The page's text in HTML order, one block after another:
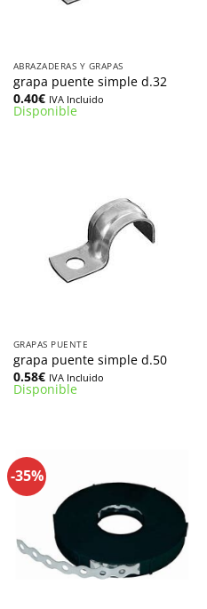
ABRAZADERAS Y GRAPAS
grapa puente simple d.32
0.40€ IVA Incluido
Disponible
GRAPAS PUENTE
grapa puente simple d.50
0.58€ IVA Incluido
Disponible
-35%